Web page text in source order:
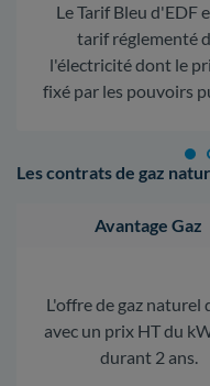
Le Tarif Bleu d'EDF
tarif réglementé
l'électricité dont le
fixé par les pouvoirs
Les contrats de gaz
Avantage Gaz
L'offre de gaz naturel
avec un prix HT du
durant 2 ans.